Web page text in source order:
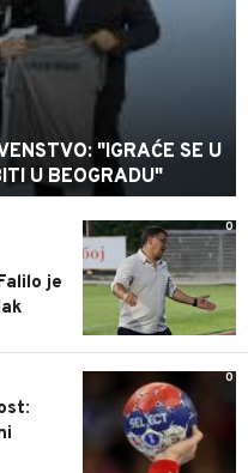
"IGRAĆE SE U
U BEOGRADU"
0
je
0